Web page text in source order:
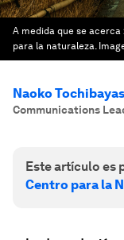
A medida que se
para la naturaleza.
Naoko
Communications
Este artículo es
Centro para la